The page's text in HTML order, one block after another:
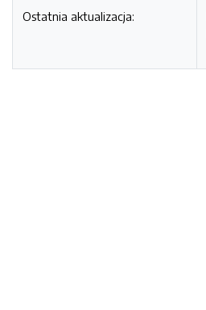
Ostatnia aktualizacja: